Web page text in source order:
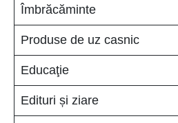
Îmbrăcăminte
Produse de uz casnic
Educaţie
Edituri și ziare